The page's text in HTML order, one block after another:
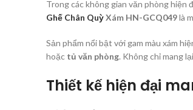
Trong các không gian văn phòng hiện
Ghế Chân QuỳXám HN-GCQ049là
Sản phẩm nổi bật với gam màu xám
hoặc tủ văn phòng. Không chỉ mang
Thiết kế hiện đại